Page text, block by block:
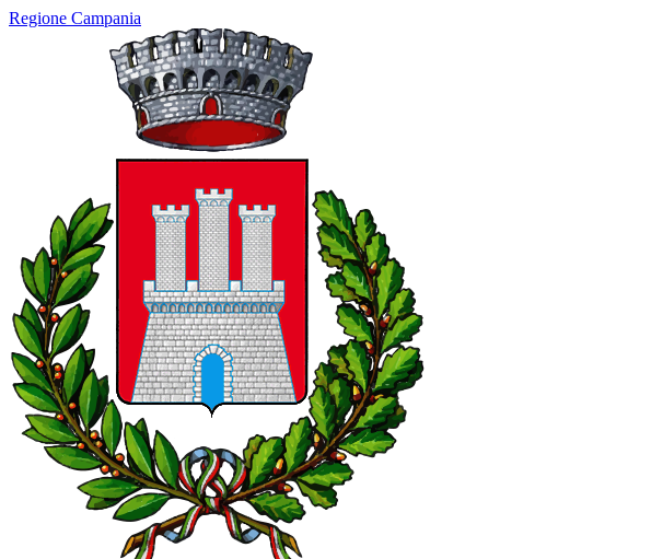
Regione Campania